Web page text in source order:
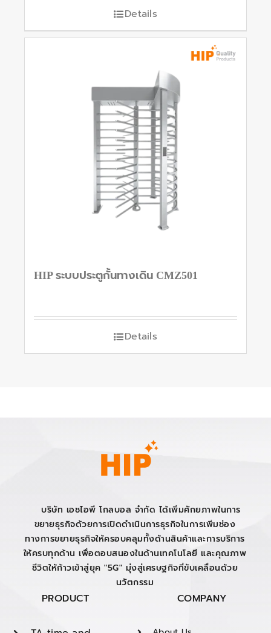
Details
HIP ระบบประตูกั้นทางเดิน CMZ501
Details
บริษัท เอชไอพี โกลบอล จำกัด ได้เพิ่มศักยภาพในการ
ขยายธุรกิจด้วยการเปิดดำเนินการธุรกิจในการเพิ่มช่อง
ทางการขยายธุรกิจให้ครอบคลุมทั้งด้านสินค้าและการบริการ
ให้ครบทุกด้าน เพื่อตอบสนองในด้านเทคโนโลยี และคุณภาพ
ชีวิตให้ก้าวเข้าสู่ยุค "5G" มุ่งสู่เศรษฐกิจที่ขับเคลื่อนด้วย
นวัตกรรม
PRODUCT COMPANY